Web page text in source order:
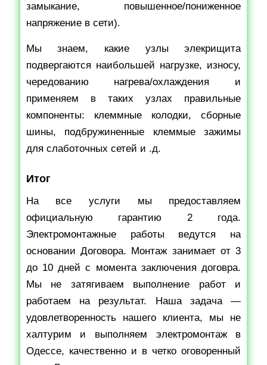
замыкание, повышенное/пониженное
напряжение в сети).
Мы знаем, какие узлы элекрищита
подвергаются наибольшей нагрузке, износу,
чередованию нагрева/охлаждения и
применяем в таких узлах правильные
компоненты: клеммные колодки, сборные
шины, подбружиненные клеммые зажимы
для слаботочных сетей и .д.
Итог
На все услуги мы предоставляем
официальную гарантию 2 года.
Электромонтажные работы ведутся на
основании Договора. Монтаж занимает от 3
до 10 дней с момента заключения договра.
Мы не затягиваем выполнение работ и
работаем на результат. Наша задача —
удовлетворенность нашего клиента, мы не
халтурим и выполняем электромонтаж в
Одессе, качественно и в четко оговоренный